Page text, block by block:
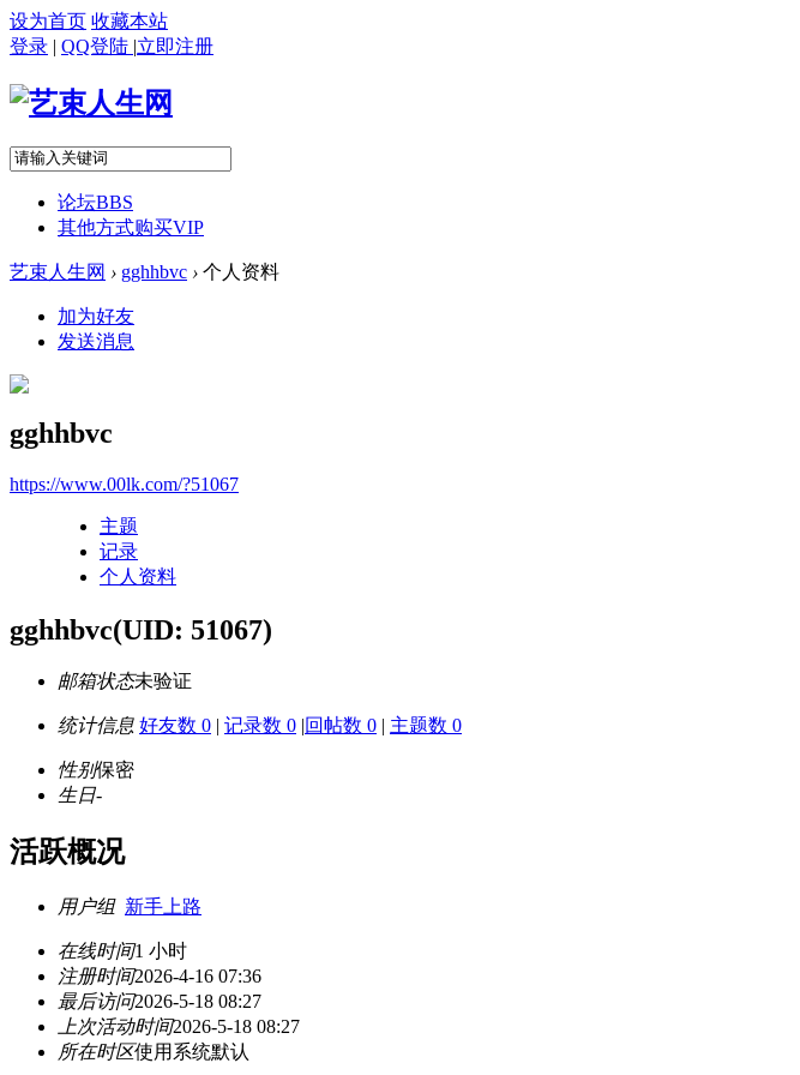
设为首页 收藏本站
登录 | QQ登陆 |立即注册
论坛BBS
其他方式购买VIP
艺束人生网 › gghhbvc › 个人资料
加为好友
发送消息
gghhbvc
https://www.00lk.com/?51067
主题
记录
个人资料
gghhbvc(UID: 51067)
邮箱状态未验证
统计信息 好友数 0 | 记录数 0 |回帖数 0 | 主题数 0
性别保密
生日-
活跃概况
用户组 新手上路
在线时间1 小时
注册时间2026-4-16 07:36
最后访问2026-5-18 08:27
上次活动时间2026-5-18 08:27
所在时区使用系统默认